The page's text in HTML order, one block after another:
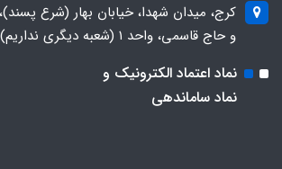
کرج، میدان شهدا، خیابان بهار (شرع
و حاج قاسمی، واحد ۱ (شعبه دیگری نداریم)
نماد اعتماد الکترونیک و
نماد ساماندهی